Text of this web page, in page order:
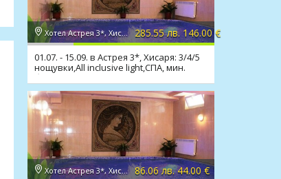
Хотел Астрея 3*, Хисаря 285.55 лв. 146.00 €
01.07. - 15.09. в Астрея 3*, Хисаря: 3/4/5
нощувки,All inclusive light,СПА, мин.
басейн
Хотел Астрея 3*, Хисаря 86.06 лв. 44.00 €